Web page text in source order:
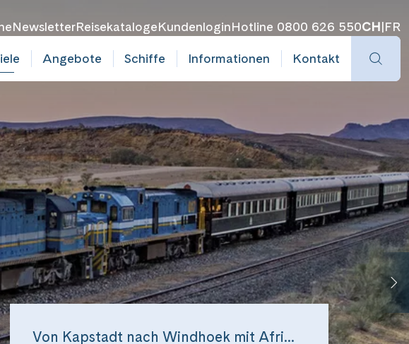
NewsletterReisekatalogeKundenloginHotline 0800 626 550CH|FR
Angebote Schiffe Informationen Kontakt
Von Kapstadt nach Windhoek mit African Explorer